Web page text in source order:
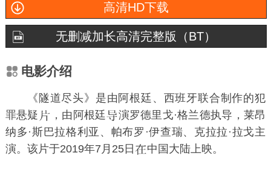
高清HD下载
无删减加长高清完整版（BT）
电影介绍
《隧道尽头》是由阿根廷、西班牙联合制作的犯
罪悬疑
，由阿根廷 演罗德里戈·格兰德执导， 莱昂
纳多·斯巴拉格利亚 、 帕布罗·伊查瑞、 克拉拉·拉戈主
演。该片于2019年7月25日
中国大陆上映。